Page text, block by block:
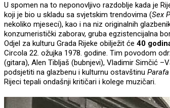
U spomen na to neponovljivo razdoblje kada je
koji je bio u skladu sa svjetskim trendovima (Sex
nekoliko mjeseci), kao i na niz originalnih
konzumeristički zaborav, gruba egzistencijalna
Odjel za kulturu Grada Rijeke obilježit će 40
Circola 22. ožujka 1978. godine. Tim povodom
(gitara), Alen Tibljaš (bubnjevi), Vladimir Simčić
podsjetiti na glazbenu i kulturnu ostavštinu Parafa
Rijeci tepali ondašnji kritičari i kolege muzičari.